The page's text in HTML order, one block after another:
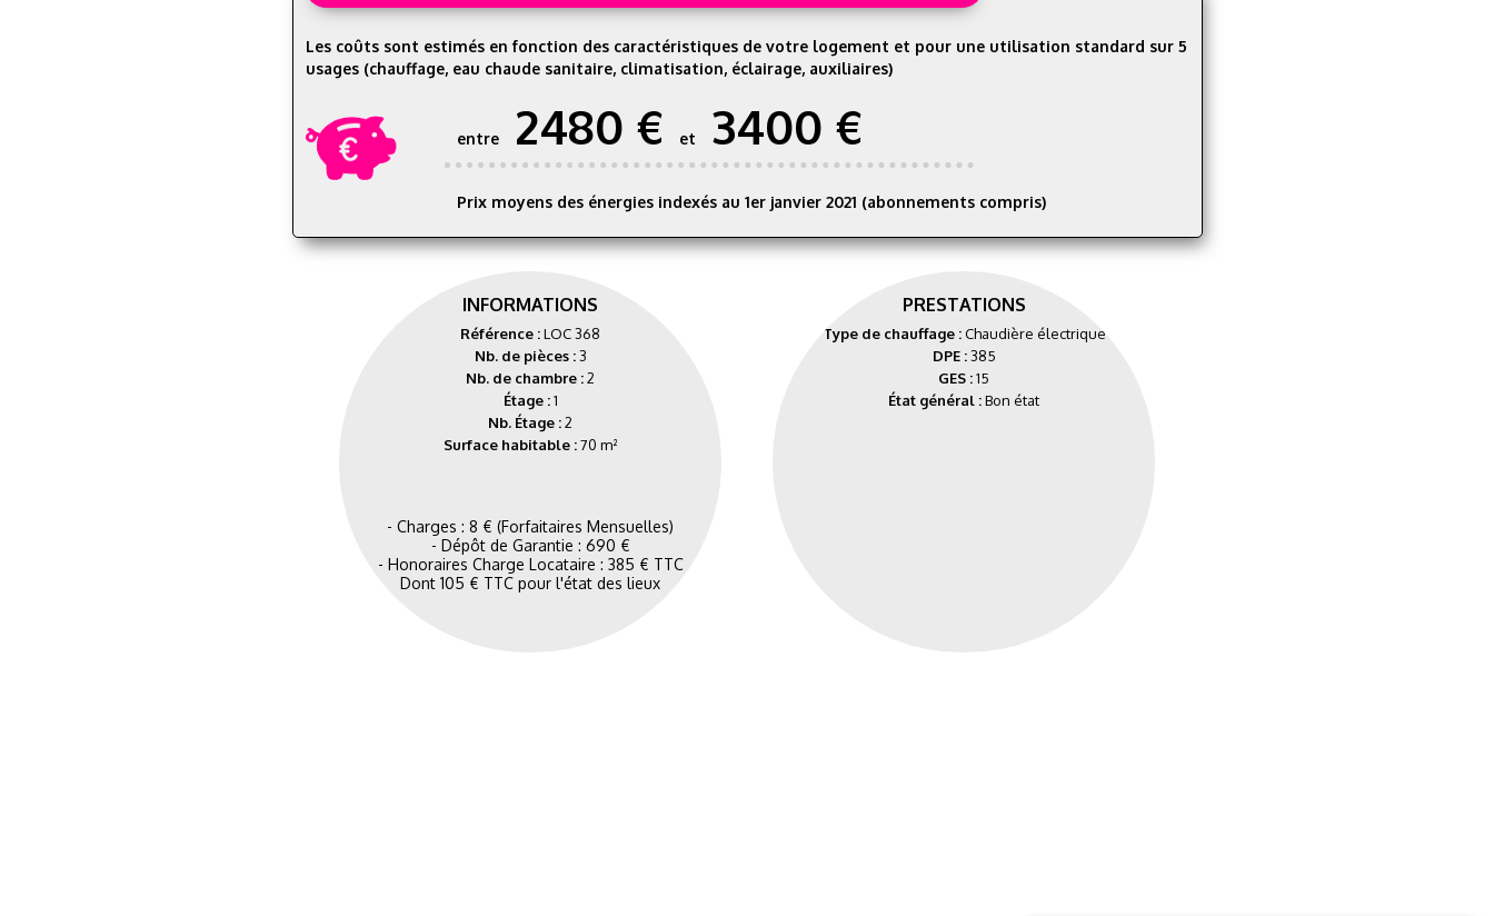
Les coûts sont estimés en fonction des caractéristiques de votre logement et pour une utilisation standard sur 5
usages (chauffage, eau chaude sanitaire, climatisation, éclairage, auxiliaires)
entre 2480 € et 3400 €
Prix moyens des énergies indexés au 1er janvier 2021 (abonnements compris)
INFORMATIONS
Référence :LOC 368
Nb. de pièces :3
Nb. de chambre :2
Étage :1
Nb. Étage :2
Surface habitable :70 m²
- Charges : 8 € (Forfaitaires Mensuelles)
- Dépôt de Garantie : 690 €
- Honoraires Charge Locataire : 385 € TTC
Dont 105 € TTC pour l'état des lieux
PRESTATIONS
Type de chauffage :Chaudière électrique
DPE :385
GES :15
État général :Bon état